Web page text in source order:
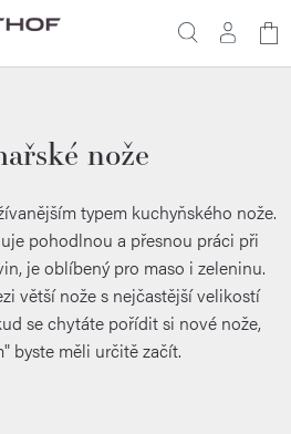
nože
typem kuchyňského nože.
pohodlnou a přesnou práci při
je oblíbený pro maso i zeleninu.
větší nože s nejčastější velikostí
se chytáte pořídit si nové nože,
byste měli určitě začít.